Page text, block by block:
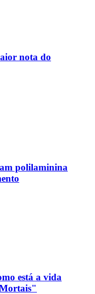
nota do
polilaminina
está a vida